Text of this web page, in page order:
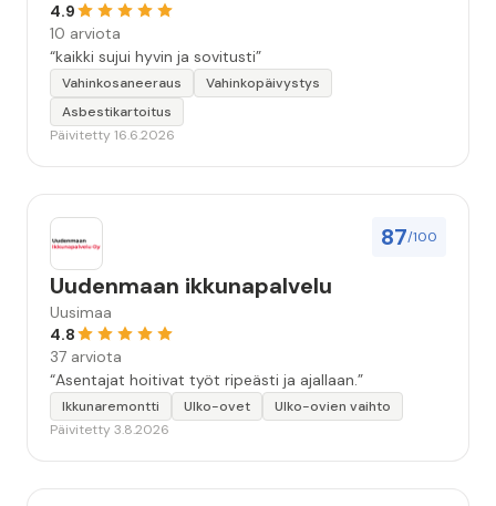
4.9
10 arviota
“kaikki sujui hyvin ja sovitusti”
Vahinkosaneeraus
Vahinkopäivystys
Asbestikartoitus
Päivitetty 16.6.2026
87/100
Uudenmaan ikkunapalvelu
Uusimaa
4.8
37 arviota
“Asentajat hoitivat työt ripeästi ja ajallaan.”
Ikkunaremontti Ulko-ovet
Ulko-ovien vaihto
Päivitetty 3.8.2026